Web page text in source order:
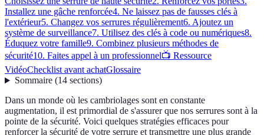
Installez une gâche renforcée4. Ne laissez pas de fausses clés à
l'extérieur5. Changez vos serrures régulièrement6. Ajoutez un
système de surveillance7. Utilisez des clés à code ou numériques8.
Éduquez votre famille9. Combinez plusieurs méthodes de
sécurité10. Faites appel à un professionnel📺 Ressource
VidéoChecklist avant achatGlossaire
Sommaire(14 sections)
Dans un monde où les cambriolages sont en constante
augmentation, il est primordial de s'assurer que nos serrures sont à la
pointe de la sécurité. Voici quelques stratégies efficaces pour
renforcer la sécurité de votre serrure et transmettre une plus grande